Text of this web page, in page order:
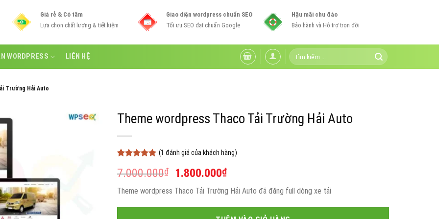
Giá rẻ & Có tâm
Lựa chọn chất lượng & tiết kiệm
Giao diện wordpress chuẩn SEO
Tối ưu SEO đạt chuẩn Google
Hậu mãi chu đáo
Bảo hành và Hỗ trợ trọn đời
WORDPRESS LIÊN HỆ
Tìm
kiếm:
Trường Hải Auto
Theme wordpress Thaco Tải Trường Hải Auto
dựa trên
(1 đánh giá của khách hàng)
7.000.000₫
Giá
gốc
là:
7.000.000₫.
1.800.000₫Giá
hiện
tại
là:
Theme wordpress Thaco Tải Trường Hải Auto đã đăng full dòng xe tải